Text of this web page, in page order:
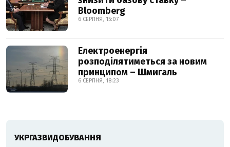
Bloomberg
6 СЕРПНЯ, 15:07
Електроенергія
розподілятиметься за новим
принципом – Шмигаль
6 СЕРПНЯ, 18:23
УКРГАЗВИДОБУВАННЯ